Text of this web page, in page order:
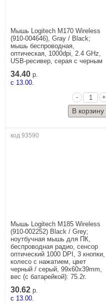
Мышь Logitech M170 Wireless
(910-004646), Gray / Black;
мышь беспроводная,
оптическая, 1000dpi, 2.4 GHz,
USB-ресивер, серая с черным
34.40 р.
c 13.00.
-
+
код 93590
Мышь Logitech M185 Wireless
(910-002252) Black / Grey;
ноутбучная мышь для ПК,
беспроводная радио, сенсор
оптический 1000 DPI, 3 кнопки,
колесо с нажатием, цвет
черный / серый, 99x60x39mm,
вес (с батарейкой): 75.2г.
30.62 р.
c 13.00.